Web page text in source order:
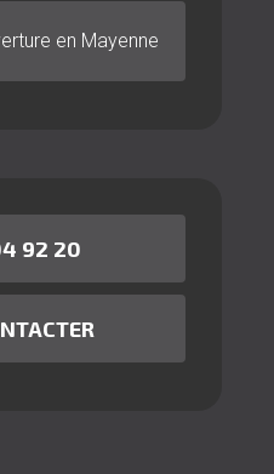
en Mayenne
92 20